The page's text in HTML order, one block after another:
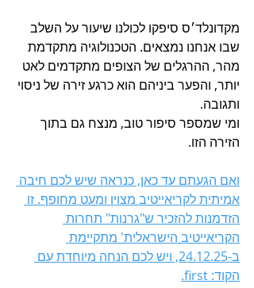
מקדונלד׳ס סיפקו לכולנו שיעור על השלב
שבו אנחנו נמצאים. הטכנולוגיה מתקדמת
מהר, ההרגלים של הצופים מתקדמים לאט
יותר, והפער ביניהם הוא כרגע זירה של ניסוי
ותגובה.
ומי שמספר סיפור טוב, מנצח גם בתוך
הזירה הזו.
ואם הגעתם עד כאן, כנראה שיש לכם חיבה
אמיתית לקריאייטיב מצוין ומעט מחופף. זו
הזדמנות להזכיר ש"גרנות" תחרות
הקריאייטיב הישראלית' מתקיימת
ב-24.12.25, ויש לכם הנחה מיוחדת עם
הקוד: first.